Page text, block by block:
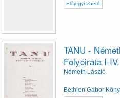
Előjegyezhető
TANU -
Folyóirata I-
Németh László
Bethlen Gábor